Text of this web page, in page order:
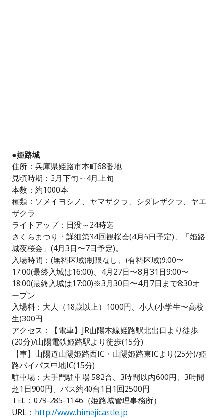
●姫路城
住所：兵庫県姫路市本町68番地
見頃時期：3月下旬～4月上旬
本数：約1000本
種類：ソメイヨシノ、ヤマザクラ、シダレザクラ、ヤエ
ザクラ
ライトアップ：日没～24時迄
さくらまつり：詳細第34回観桜会(4月6日予定)、「姫路
城夜桜会」(4月3日〜7日予定)。
入場時間：(無料区域)制限なし、(有料区域)9:00〜
17:00(最終入城は16:00)、4月27日〜8月31日9:00〜
18:00(最終入城は17:00)※3月30日〜4月7日まで8:30オ
ープン
入場料：大人（18歳以上）1000円、小人(小学生〜高校
生)300円
アクセス：【電車】JR山陽本線姫路駅北出口より徒歩
(20分)/山陽電鉄姫路駅より徒歩(15分)
【車】山陽道山陽姫路西IC・山陽姫路東ICより(25分)/姫
路バイパス中地IC(15分)
駐車場：大手門駐車場 582台、3時間以内600円、3時間
超1日900円、バス約40台1日1回2500円
TEL：079-285-1146（姫路城管理事務所）
URL： http://www.himejicastle.jp